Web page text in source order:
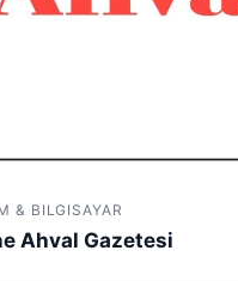
& BILGISAYAR
Ahval Gazetesi